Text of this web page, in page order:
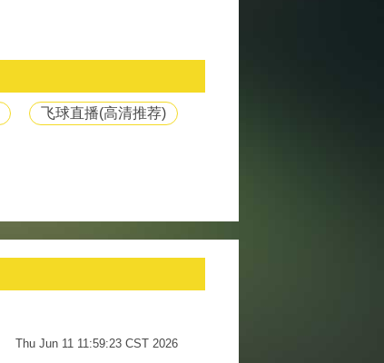
飞球直播(高清推荐)
Thu Jun 11 11:59:23 CST 2026